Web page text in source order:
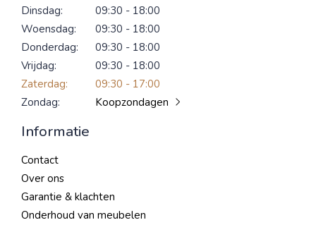
Dinsdag:
09:30 - 18:00
Woensdag:
09:30 - 18:00
Donderdag:
09:30 - 18:00
Vrijdag:
09:30 - 18:00
Zaterdag:
09:30 - 17:00
Zondag:
Koopzondagen
Informatie
Contact
Over ons
Garantie & klachten
Onderhoud van meubelen